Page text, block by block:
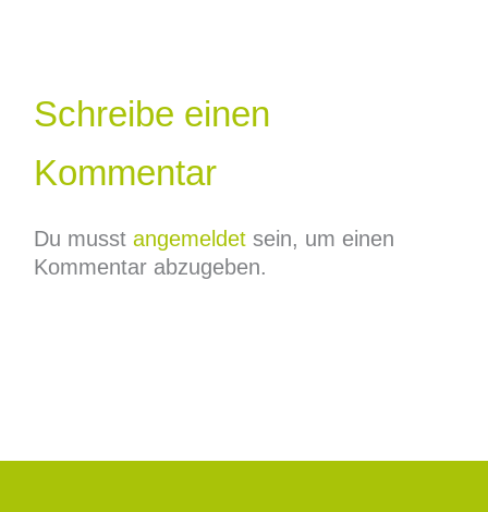
Schreibe einen
Kommentar
Du musst angemeldetsein, um einen
Kommentar abzugeben.